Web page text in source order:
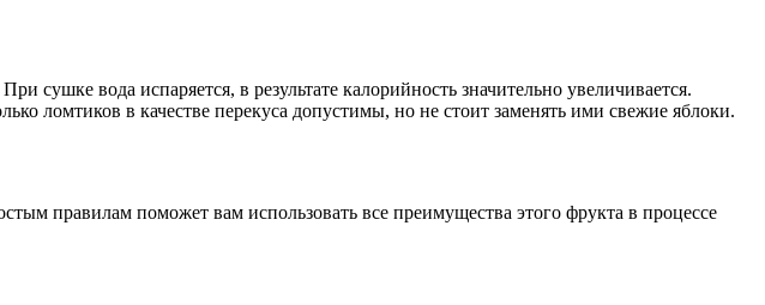
вода испаряется, в результате калорийность значительно увеличивается.
ломтиков в качестве перекуса допустимы, но не стоит заменять ими свежие яблоки.
правилам поможет вам использовать все преимущества этого фрукта в процессе